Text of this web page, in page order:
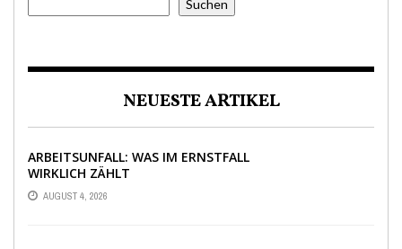
Suchen
NEUESTE ARTIKEL
ARBEITSUNFALL: WAS IM ERNSTFALL
WIRKLICH ZÄHLT
AUGUST 4, 2026